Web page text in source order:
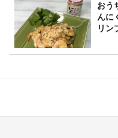
おう
んに
リン